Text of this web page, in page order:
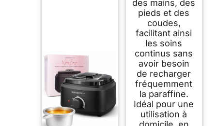
des mains, des
pieds et des
coudes,
facilitant ainsi
les soins
continus sans
avoir besoin
de recharger
fréquemment
la paraffine.
Idéal pour une
utilisation à